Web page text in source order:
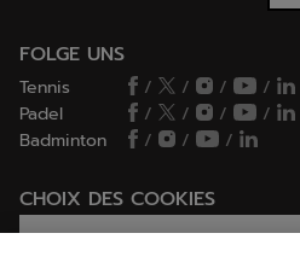
FOLGE UNS
Tennis / / /
/
Padel
/ / /
/
Badminton
/ / /
CHOIX DES COOKIES
Ich lege Cookies fest / lehne sie ab